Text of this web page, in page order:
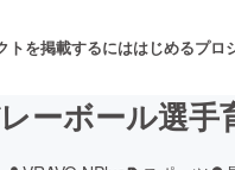
トを掲載するにははじめるプロ
ーボール選手